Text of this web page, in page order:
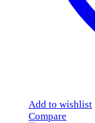
Add to wishlist
Compare